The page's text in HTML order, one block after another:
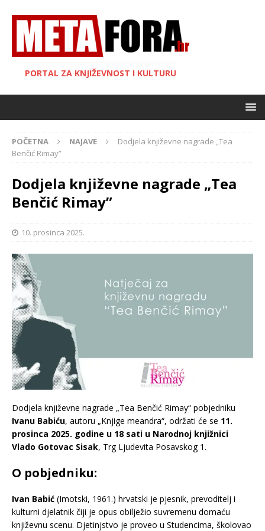
PORTAL ZA KNJIŽEVNOST I KULTURU
POČETNA NAJAVE
Dodjela književne nagrade „Tea
Benčić Rimay”
Dodjela književne nagrade „Tea
Benčić Rimay”
10. prosinca 2025.
Dodjela književne nagrade „Tea Benčić Rimay“ pobjedniku
Ivanu Babiću, autoru „Knjige meandra“, održati će se 11.
prosinca 2025. godine u 18 sati u Narodnoj knjižnici
Vlado Gotovac Sisak, Trg Ljudevita Posavskog 1.
O pobjedniku:
Ivan Babić (Imotski, 1961.) hrvatski je pjesnik, prevoditelj i
kulturni djelatnik čiji je opus obilježio suvremenu domaću
književnu scenu. Djetinjstvo je proveo u Studencima, školovao